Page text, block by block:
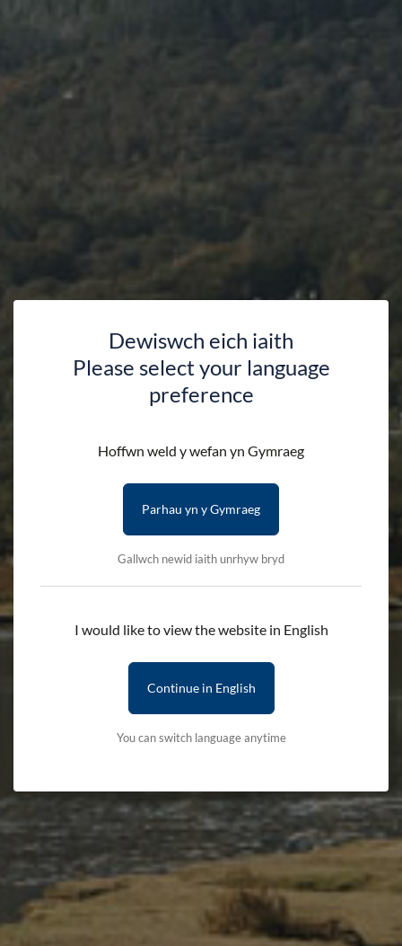
Dewiswch eich iaith
Please select your language
preference
Hoffwn weld y wefan yn Gymraeg
Parhau yn y Gymraeg
Gallwch newid iaith unrhyw bryd
I would like to view the website in English
Continue in English
You can switch language anytime